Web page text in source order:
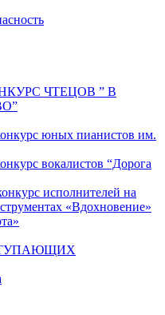
ЧТЕЦОВ ” В
юных пианистов им.
вокалистов “Дорога
исполнителей на
«Вдохновение»